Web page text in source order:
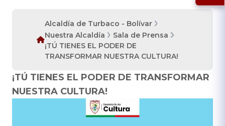
Alcaldía de Turbaco - Bolívar
Nuestra Alcaldía
Sala de Prensa
¡TÚ TIENES EL PODER DE
TRANSFORMAR NUESTRA CULTURA!
¡TÚ TIENES EL PODER DE TRANSFORMAR
NUESTRA CULTURA!